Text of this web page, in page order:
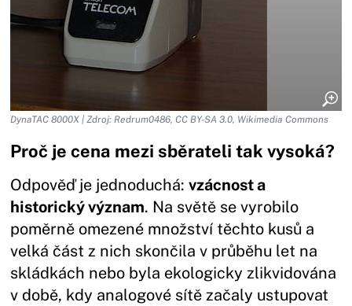
DynaTAC 8000X | Zdroj: Redrum0486, CC BY-SA 3.0, Wikimedia Commons
Proč je cena mezi sběrateli tak vysoká?
Odpověď je jednoduchá:vzácnost a
historický význam. Na světě se vyrobilo
poměrně omezené množství těchto kusů a
velká část z nich skončila v průběhu let na
skládkách nebo byla ekologicky zlikvidována
v době, kdy analogové sítě začaly ustupovat